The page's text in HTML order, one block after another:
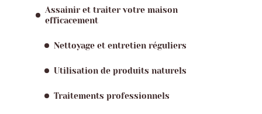
Assainir et traiter votre maison
efficacement
Nettoyage et entretien réguliers
Utilisation de produits naturels
Traitements professionnels